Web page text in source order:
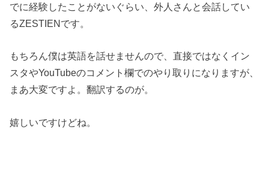
でに経験したことがないぐらい、外人さんと会話してい
るZESTIENです。
もちろん僕は英語を話せませんので、直接ではなくイン
スタやYouTubeのコメント欄でのやり取りになりますが、
まあ大変ですよ。翻訳するのが。
嬉しいですけどね。